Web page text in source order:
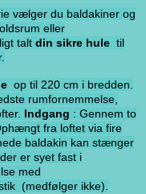
vælger du baldakiner og
eller
talt din sikre hule til
op til 220 cm i bredden.
rumfornemmelse,
Indgang : Gennem to
fra loftet via fire
baldakin kan stænger
er syet fast i
med
(medfølger ikke).